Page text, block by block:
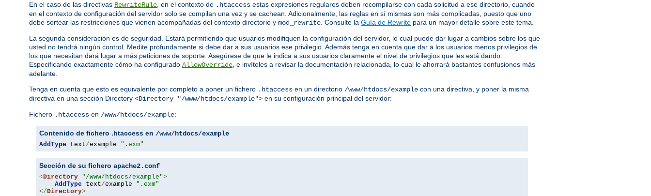
En el caso de las directivas RewriteRule, en el contexto de .htaccess estas expresiones regulares deben recompilarse con cada solicitud a ese directorio, cuando
en el contexto de configuración del servidor solo se compilan una vez y se cachean. Adicionalmente, las reglas en sí mismas son más complicadas, puesto que uno
debe sortear las restricciones que vienen acompañadas del contexto directorio y mod_rewrite. Consulte la Guía de Rewrite para un mayor detalle sobre este tema.
La segunda consideración es de seguridad. Estará permitiendo que usuarios modifiquen la configuración del servidor, lo cual puede dar lugar a cambios sobre los que
usted no tendrá ningún control. Medite profundamente si debe dar a sus usuarios ese privilegio. Además tenga en cuenta que dar a los usuarios menos privilegios de
los que necesitan dará lugar a más peticiones de soporte. Asegúrese de que le indica a sus usuarios claramente el nivel de privilegios que les está dando.
Especificando exactamente cómo ha configurado AllowOverride, e invíteles a revisar la documentación relacionada, lo cual le ahorrará bastantes confusiones más
adelante.
Tenga en cuenta que esto es equivalente por completo a poner un fichero .htaccess en un directorio /www/htdocs/example con una directiva, y poner la misma
directiva en una sección Directory <Directory "/www/htdocs/example"> en su configuración principal del servidor:
Fichero .htaccess en /www/htdocs/example:
Contenido de fichero .htaccess en /www/htdocs/example
AddType text/example ".exm"
Sección de su fichero apache2.conf
<Directory "/www/htdocs/example">
AddType text/example ".exm"
</Directory>